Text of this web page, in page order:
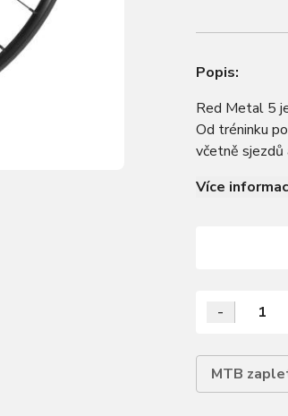
Popis:
Red Metal 5
Od tréninku
včetně sjezdů
Více
-
MTB